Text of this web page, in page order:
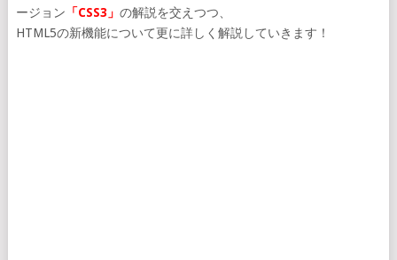
ージョン 「CSS3」 の解説を交えつつ、
HTML5の新機能について更に詳しく解説していきます！